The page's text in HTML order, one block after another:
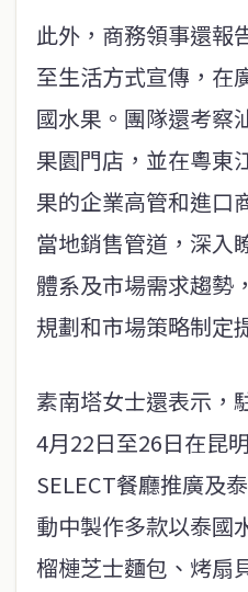
此外，商務領事還報
至生活方式宣傳，在
國水果。團隊還考察
果園門店，並在粵東
果的企業高管和進口
當地銷售管道，深入
體系及市場需求趨勢
規劃和市場策略制定
素南塔女士還表示，
4月22日至26日在昆
SELECT餐廳推廣及
動中製作多款以泰國
榴槤芝士麵包、烤扇